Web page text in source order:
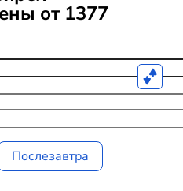
от 1377
Послезавтра